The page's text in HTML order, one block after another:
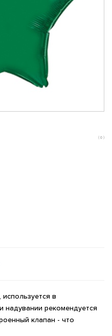
( 0 )
в
надувании рекомендуется
клапан - что